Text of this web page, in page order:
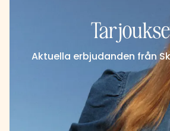
Aktuella erbjudanden från